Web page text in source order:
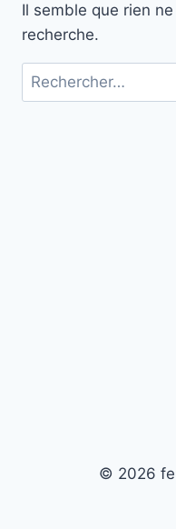
Il semble que rien
recherche.
Rechercher :
© 2026